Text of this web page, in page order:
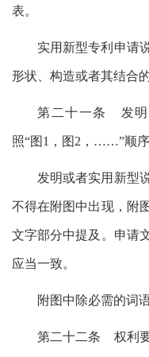
表。
实用新型专利申请
形状、构造或者其结合的
第二十一条 发明
照“图1，图2，……”顺序
发明或者实用新型
不得在附图中出现，附
文字部分中提及。申请
应当一致。
附图中除必需的词
第二十二条 权利